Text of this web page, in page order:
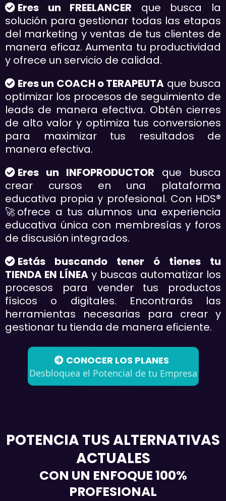
Eres un FREELANCER que busca la
solución para gestionar todas las etapas
del marketing y ventas de tus clientes de
manera eficaz. Aumenta tu productividad
y ofrece un servicio de calidad.
Eres un COACH o TERAPEUTA que busca
optimizar los procesos de seguimiento de
leads de manera efectiva. Obtén cierres
de alto valor y optimiza tus conversiones
para maximizar tus resultados de
manera efectiva.
Eres un INFOPRODUCTOR que busca
crear cursos en una plataforma
educativa propia y profesional. Con HDS®
🚀ofrece a tus alumnos una experiencia
educativa única con membresías y foros
de discusión integrados.
Estás buscando tener ó tienes tu
TIENDA EN LÍNEA y buscas automatizar los
procesos para vender tus productos
físicos o digitales. Encontrarás las
herramientas necesarias para crear y
gestionar tu tienda de manera eficiente.
CONOCER LOS PLANES
Desbloquea el Potencial de tu Empresa
POTENCIA TUS ALTERNATIVAS
ACTUALES
CON UN ENFOQUE 100%
PROFESIONAL